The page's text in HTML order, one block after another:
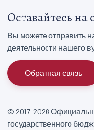
Оставайтесь на
Вы можете отправить
деятельности нашего
Обратная связь
© 2017-2026
государственного